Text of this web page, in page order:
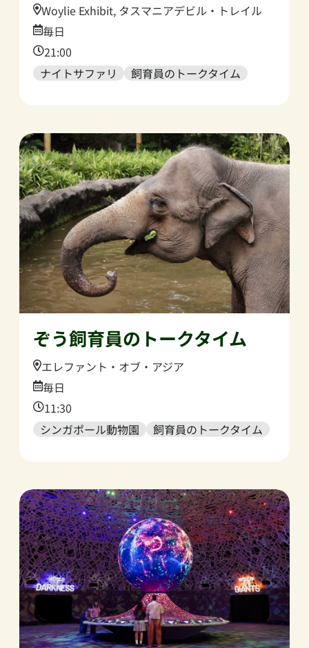
Location:
Woylie Exhibit, タスマニアデビル・トレイル
Date:
毎日
Time:
21:00
ナイトサファリ
飼育員のトークタイム
ぞう飼育員のトークタイム
Location:
エレファント・オブ・アジア
Date:
毎日
Time:
11:30
シンガポール動物園
飼育員のトークタイム